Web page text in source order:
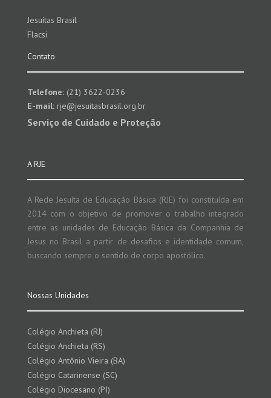
Jesuítas Brasil
Flacsi
Contato
Telefone:(21) 3622-0236
E-mail:rje@jesuitasbrasil.org.br
Serviço de Cuidado e Proteção
A RJE
A Rede Jesuíta de Educação Básica (RJE) foi constituída em
2014 com o objetivo de promover o trabalho integrado
entre as unidades de Educação Básica da Companhia de
Jesus no Brasil a partir de desafios e identidade comum,
buscando sempre o sentido de corpo apostólico.
Nossas Unidades
Colégio Anchieta (RJ)
Colégio Anchieta (RS)
Colégio Antônio Vieira (BA)
Colégio Catarinense (SC)
Colégio Diocesano (PI)